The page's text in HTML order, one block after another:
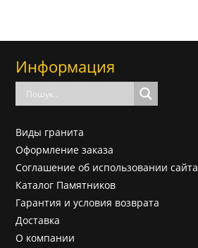
Информация
Виды гранита
Оформление заказа
Соглашение об использовании сайта
Каталог Памятников
Гарантия и условия возврата
Доставка
О компании